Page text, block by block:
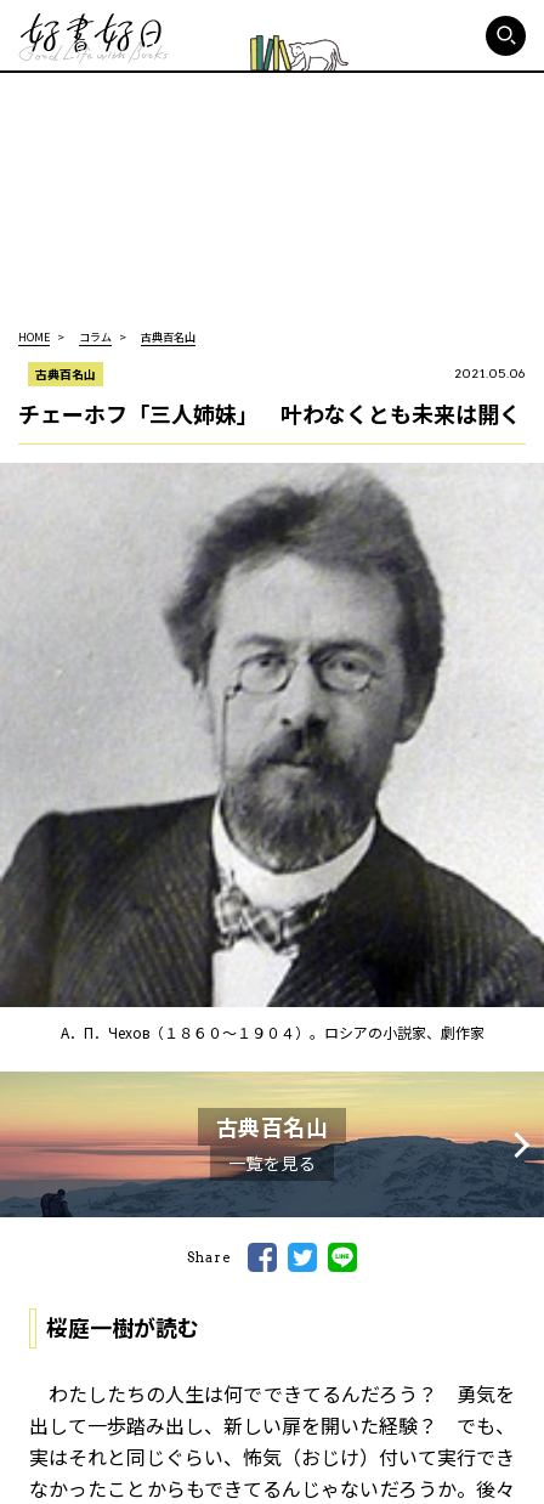
HOME コラム 古典百名山
古典百名山 2021.05.06
チェーホフ「三人姉妹」 叶わなくとも未来は開く
А．П．Чехов（１８６０～１９０４）。ロシアの小説家、劇作家
古典百名山
一覧を見る
Share
桜庭一樹が読む
わたしたちの人生は何でできてるんだろう？ 勇気を
出して一歩踏み出し、新しい扉を開いた経験？ でも、
実はそれと同じぐらい、怖気（おじけ）付いて実行でき
なかったことからもできてるんじゃないだろうか。後々